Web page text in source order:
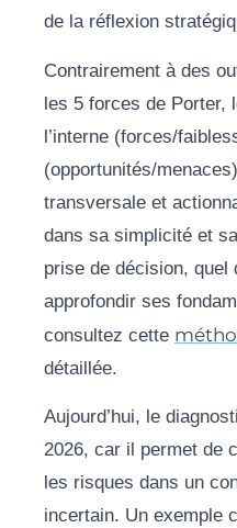
de la réflexion
Contrairement à des
les 5 forces de Porter,
l’interne (forces/
(opportunités/
transversale et
dans sa simplicité et
prise de décision, quel
approfondir ses
consultez cette
détaillée.
Aujourd’hui, le
2026, car il permet de
les risques dans un
incertain. Un exemple